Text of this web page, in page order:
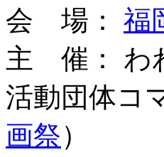
会 場： 福
主 催： わ
活動団体コ
画祭）